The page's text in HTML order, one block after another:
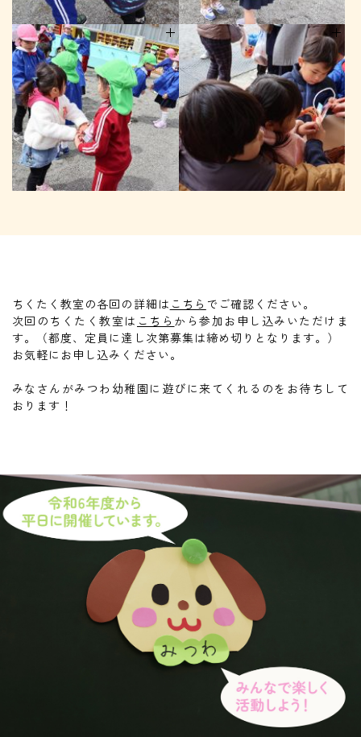
ちくたく教室の各回の詳細は こちら でご確認ください。
次回のちくたく教室は こちら から参加お申し込みいただけま
す。
（都度、定員に達し次第募集は締め切りとなります。）
お気軽にお申し込みください。
みなさんがみつわ幼稚園に遊びに来てくれるのをお待ちして
おります！